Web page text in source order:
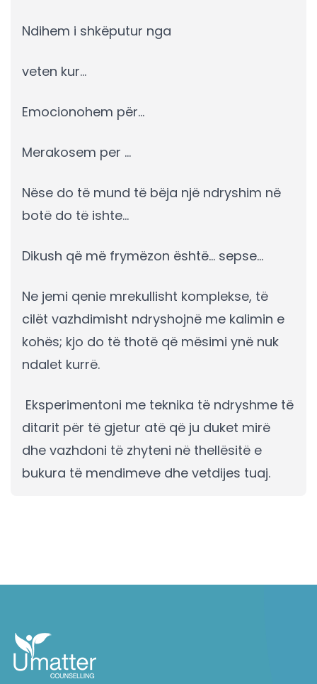
Ndihem i shkëputur nga
veten kur…
Emocionohem për…
Merakosem per …
Nëse do të mund të bëja një ndryshim në
botë do të ishte…
Dikush që më frymëzon është… sepse…
Ne jemi qenie mrekullisht komplekse, të
cilët vazhdimisht ndryshojnë me kalimin e
kohës; kjo do të thotë që mësimi ynë nuk
ndalet kurrë.
Eksperimentoni me teknika të ndryshme të
ditarit për të gjetur atë që ju duket mirë
dhe vazhdoni të zhyteni në thellësitë e
bukura të mendimeve dhe vetdijes tuaj.